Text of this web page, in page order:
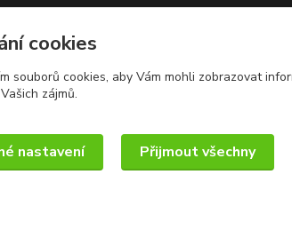
cookies
souborů cookies, aby Vám mohli zobrazovat
zájmů.
nastavení Přijmout všechny